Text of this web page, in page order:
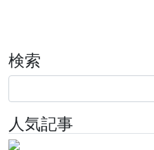
検索
人気記事